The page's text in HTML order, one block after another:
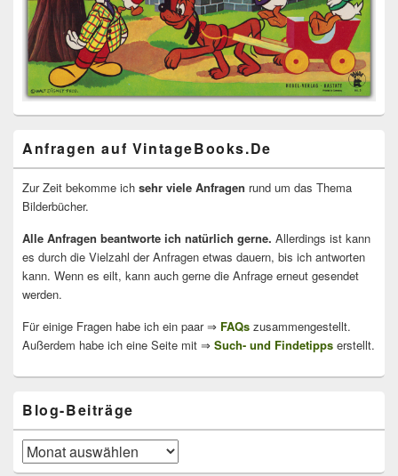
Anfragen auf VintageBooks.De
Zur Zeit bekomme ich sehr viele Anfragen rund um das Thema
Bilderbücher.
Alle Anfragen beantworte ich natürlich gerne. Allerdings ist kann
es durch die Vielzahl der Anfragen etwas dauern, bis ich antworten
kann. Wenn es eilt, kann auch gerne die Anfrage erneut gesendet
werden.
Für einige Fragen habe ich ein paar ⇒ FAQs zusammengestellt.
Außerdem habe ich eine Seite mit ⇒ Such- und Findetipps erstellt.
Blog-Beiträge
Blog-
Beiträge